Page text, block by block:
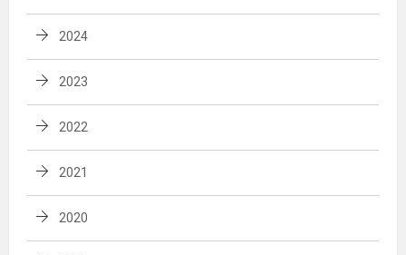
2024
2023
2022
2021
2020